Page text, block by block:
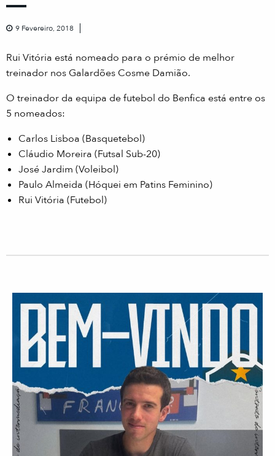
9 Fevereiro, 2018
Rui Vitória está nomeado para o prémio de melhor
treinador nos Galardões Cosme Damião.
O treinador da equipa de futebol do Benfica está entre os
5 nomeados:
Carlos Lisboa (Basquetebol)
Cláudio Moreira (Futsal Sub-20)
José Jardim (Voleibol)
Paulo Almeida (Hóquei em Patins Feminino)
Rui Vitória (Futebol)